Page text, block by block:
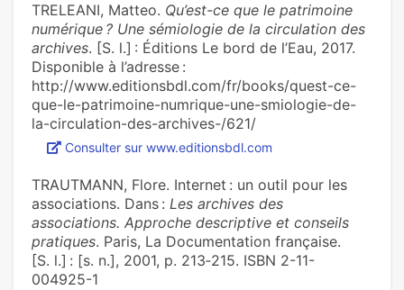
TRELEANI, Matteo. Qu’est-ce que le patrimoine
numérique ? Une sémiologie de la circulation des
archives. [S. l.] : Éditions Le bord de l’Eau, 2017.
Disponible à l’adresse :
http://www.editionsbdl.com/fr/books/quest-ce-
que-le-patrimoine-numrique-une-smiologie-de-
la-circulation-des-archives-/621/
Consulter sur www.editionsbdl.com
TRAUTMANN, Flore. Internet : un outil pour les
associations. Dans : Les archives des
associations. Approche descriptive et conseils
pratiques. Paris, La Documentation française.
[S. l.] : [s. n.], 2001, p. 213‑215. ISBN 2-11-
004925-1